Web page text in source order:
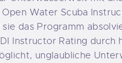
Water Scuba
das Programm
Instructor Rating durch
unglaubliche